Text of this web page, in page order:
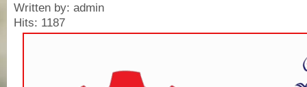
Written by: admin
Hits: 1187